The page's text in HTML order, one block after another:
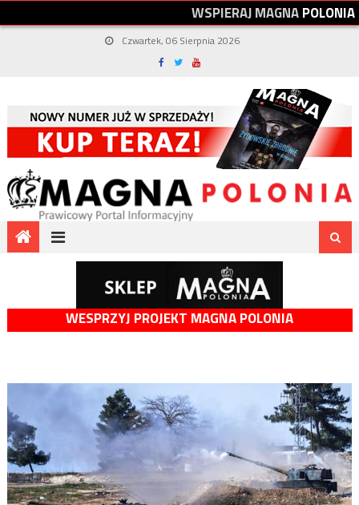
WSPIERAJMAGNAPOLONIA
Czwartek, 06 Sierpnia 2026
WESPRZYJ PROJEKT MAGNA POLONIA